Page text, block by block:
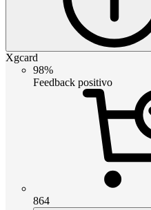
Xgcard
98%
Feedback positivo
864